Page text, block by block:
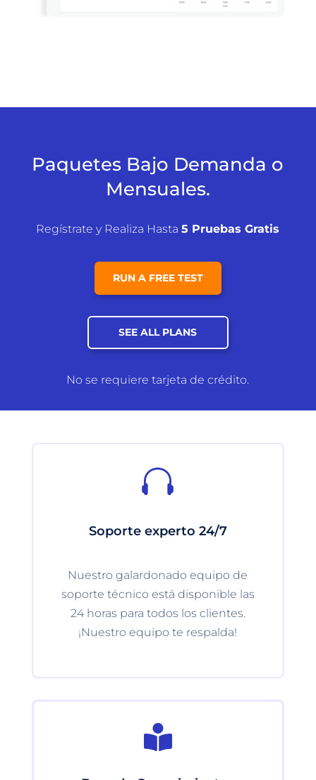
Paquetes Bajo Demanda o
Mensuales.
Regístrate y Realiza Hasta5 Pruebas Gratis
RUN A FREE TEST
SEE ALL PLANS
No se requiere tarjeta de crédito.

Soporte experto 24/7
Nuestro galardonado equipo de
soporte técnico está disponible las
24 horas para todos los clientes.
¡Nuestro equipo te respalda!
